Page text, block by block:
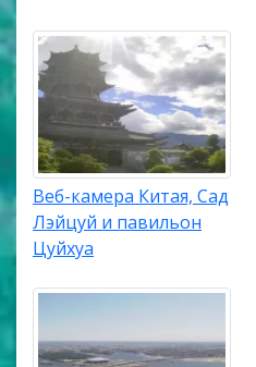
Веб-камера Китая, Сад
Лэйцуй и павильон
Цуйхуа